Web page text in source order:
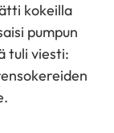
kokeilla
pumpun
tuli viesti: